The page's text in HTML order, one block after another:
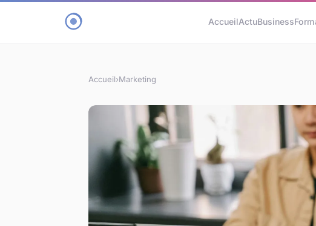
AccueilActuBusiness
Accueil›Marketing